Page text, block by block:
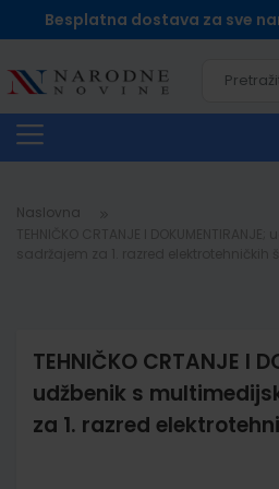
Besplatna dostava za sve
Naslovna
TEHNIČKO CRTANJE I
udžbenik s
za 1. razred